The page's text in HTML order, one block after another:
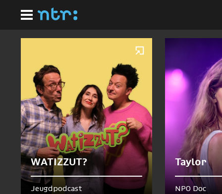
hoofdinhoud
Homepagina
Nu te zien en te horen
WATIZZUT?
Jeugdpodcast
Taylor
NPO Doc